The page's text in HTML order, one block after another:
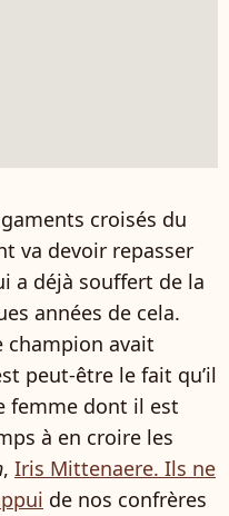
croisés du
va devoir repasser
a déjà souffert de la
années de cela.
champion avait
peut-être le fait qu’il
femme dont il est
à en croire les
, Iris Mittenaere. Ils ne
de nos confrères